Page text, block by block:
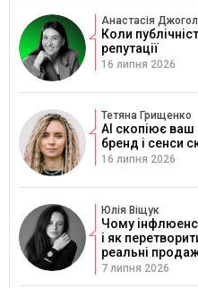
Анастасія
Коли
репутації
16 липня 2026
Тетяна Грищенко
AI скопіює ваш
бренд і сенси
16 липня 2026
Юлія Віщук
Чому
і як
реальні
7 липня 2026